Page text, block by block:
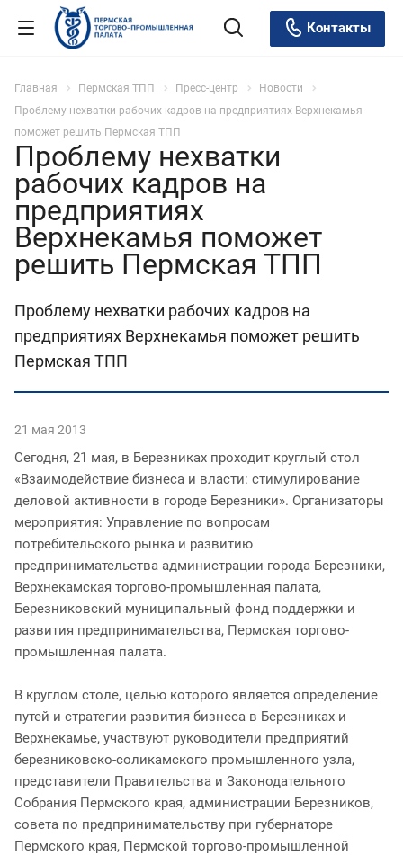
Контакты
Главная Пермская ТПП Пресс-центр
Новости
Проблему нехватки рабочих кадров на предприятиях Верхнекамья
поможет решить Пермская ТПП
Проблему нехватки
рабочих кадров на
предприятиях
Верхнекамья поможет
решить Пермская ТПП
Проблему нехватки рабочих кадров на
предприятиях Верхнекамья поможет решить
Пермская ТПП
21 мая 2013
Сегодня, 21 мая, в Березниках проходит круглый стол
«Взаимодействие бизнеса и власти: стимулирование
деловой активности в городе Березники». Организаторы
мероприятия: Управление по вопросам
потребительского рынка и развитию
предпринимательства администрации города Березники,
Верхнекамская торгово-промышленная палата,
Березниковский муниципальный фонд поддержки и
развития предпринимательства, Пермская торгово-
промышленная палата.
В круглом столе, целью которого является определение
путей и стратегии развития бизнеса в Березниках и
Верхнекамье, участвуют руководители предприятий
березниковско-соликамского промышленного узла,
представители Правительства и Законодательного
Собрания Пермского края, администрации Березников,
совета по предпринимательству при губернаторе
Пермского края, Пермской торгово-промышленной